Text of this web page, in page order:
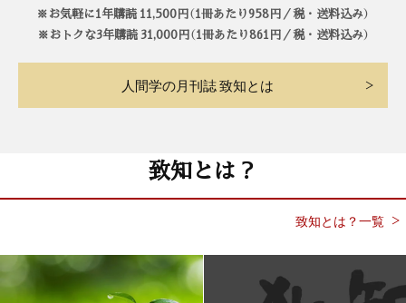
※お気軽に1年購読 11,500円（1冊あたり958円／税・送料込み）
※おトクな3年購読 31,000円（1冊あたり861円／税・送料込み）
人間学の月刊誌 致知とは
致知とは？
致知とは？一覧